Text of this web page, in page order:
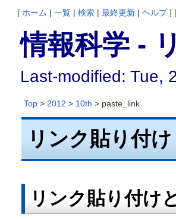
[ ホーム | 一覧 | 検索 | 最終更新 | ヘルプ] [
情報科学 -
Last-modified: Tue,
Top> 2012 > 10th > paste_link
リンク貼り付け
リンク貼り付け